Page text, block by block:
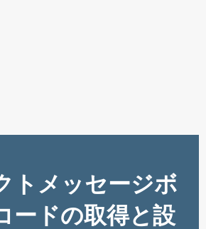
トメッセージボ
ードの取得と設